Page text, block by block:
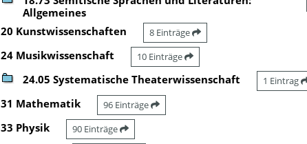
Allgemeines
20 Kunstwissenschaften 8 Einträge
24 Musikwissenschaft 10 Einträge
24.05 Systematische Theaterwissenschaft 1 Eintrag
31 Mathematik 96 Einträge
33 Physik 90 Einträge